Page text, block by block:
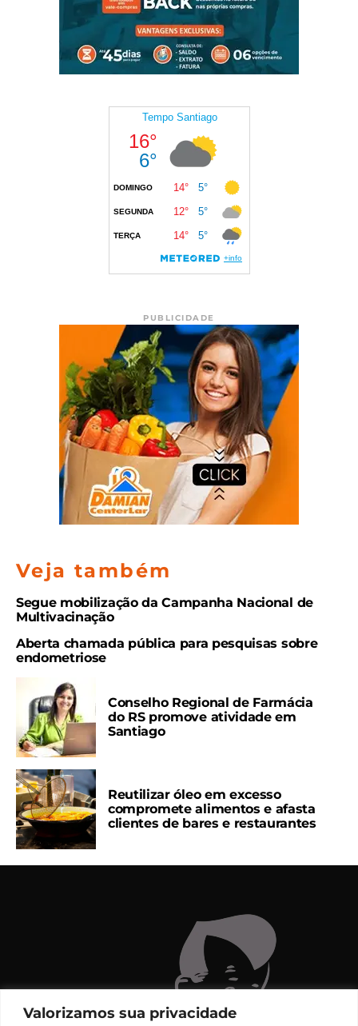
Valorizamos sua privacidade
PUBLICIDADE
Veja também
Segue mobilização da Campanha Nacional de
Multivacinação
Aberta chamada pública para pesquisas sobre
endometriose
Conselho Regional de Farmácia
do RS promove atividade em
Santiago
Reutilizar óleo em excesso
compromete alimentos e afasta
clientes de bares e restaurantes